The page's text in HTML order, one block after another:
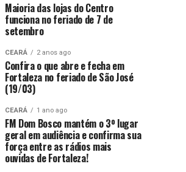
Maioria das lojas do Centro
funciona no feriado de 7 de
setembro
CEARÁ 2 anos ago
Confira o que abre e fecha em
Fortaleza no feriado de São José
(19/03)
CEARÁ 1 ano ago
FM Dom Bosco mantém o 3º lugar
geral em audiência e confirma sua
força entre as rádios mais
ouvidas de Fortaleza!